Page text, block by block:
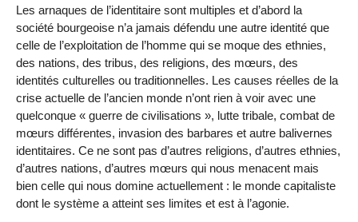
Les arnaques de l’identitaire sont multiples et d’abord la
société bourgeoise n’a jamais défendu une autre identité que
celle de l’exploitation de l’homme qui se moque des ethnies,
des nations, des tribus, des religions, des mœurs, des
identités culturelles ou traditionnelles. Les causes réelles de la
crise actuelle de l’ancien monde n’ont rien à voir avec une
quelconque « guerre de civilisations », lutte tribale, combat de
mœurs différentes, invasion des barbares et autre balivernes
identitaires. Ce ne sont pas d’autres religions, d’autres ethnies,
d’autres nations, d’autres mœurs qui nous menacent mais
bien celle qui nous domine actuellement : le monde capitaliste
dont le système a atteint ses limites et est à l’agonie.